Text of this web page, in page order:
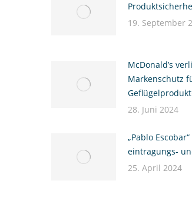
19. September
McDonald’s
Markenschutz
28. Juni 2024
„Pablo
eintragungs-
25. April 2024